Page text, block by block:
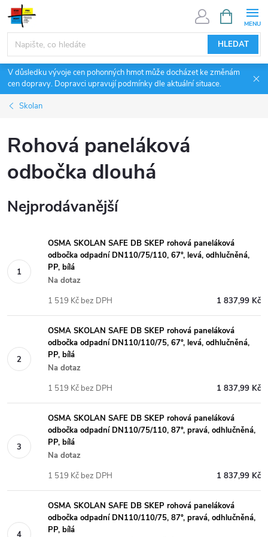
Přejít
obsah
HLEDAT
NÁKUPNÍ
KOŠÍK
V důsledku vývoje cen pohonných hmot může docházet ke změnám
cen dopravy. Dopravci upravují podmínky dle aktuální situace.
Skolan
Rohová paneláková
odbočka dlouhá
Nejprodávanější
OSMA SKOLAN SAFE DB SKEP rohová paneláková
odbočka odpadní DN110/75/110, 67°, levá, odhlučněná,
PP, bílá
Na dotaz
1 837,99 Kč
1 519 Kč bez DPH
OSMA SKOLAN SAFE DB SKEP rohová paneláková
odbočka odpadní DN110/110/75, 67°, levá, odhlučněná,
PP, bílá
Na dotaz
1 837,99 Kč
1 519 Kč bez DPH
OSMA SKOLAN SAFE DB SKEP rohová paneláková
odbočka odpadní DN110/75/110, 87°, pravá, odhlučněná,
PP, bílá
Na dotaz
1 837,99 Kč
1 519 Kč bez DPH
OSMA SKOLAN SAFE DB SKEP rohová paneláková
odbočka odpadní DN110/110/75, 87°, pravá, odhlučněná,
PP, bílá